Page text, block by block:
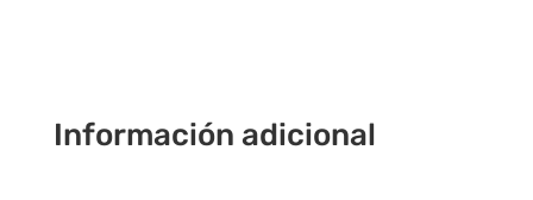
Información adicional